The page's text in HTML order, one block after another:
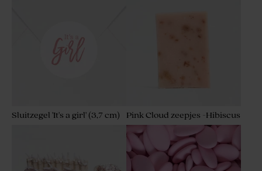
Sluitzegel 'It's a girl' (3,7 cm) Pink Cloud zeepjes -Hibiscus